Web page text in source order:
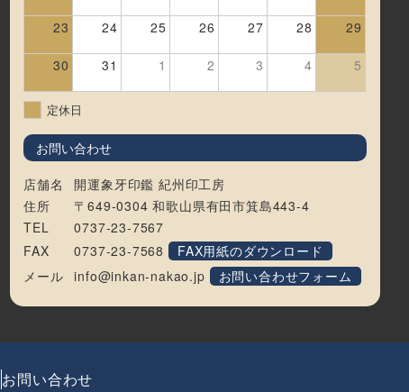
23 24 25 26 27 28 29
30 31 1 2 3 4 5
定休日
お問い合わせ
店舗名
開運象牙印鑑 紀州印工房
住所
〒649-0304 和歌山県有田市箕島443-4
TEL
0737-23-7567
FAX
0737-23-7568
FAX用紙のダウンロード
メール
info@inkan-nakao.jp お問い合わせフォーム
お問い合わせ